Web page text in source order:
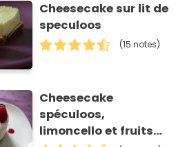
Cheesecake sur lit de
speculoos
(15 notes)
Cheesecake
spéculoos,
limoncello et fruits